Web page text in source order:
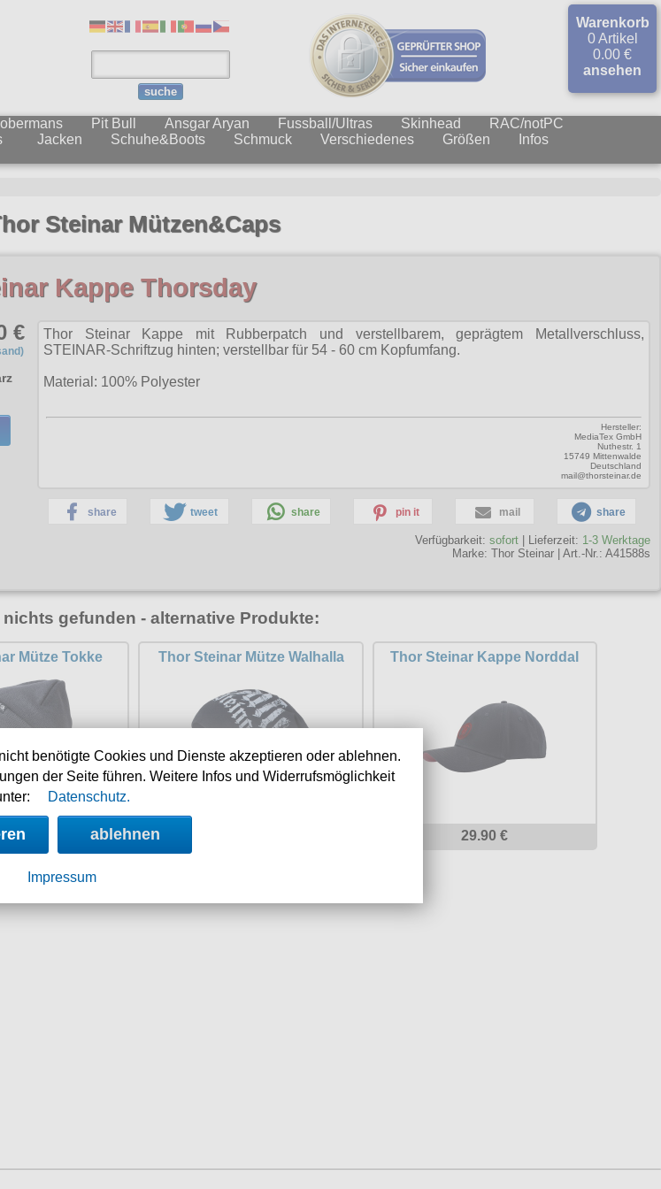
suche
Warenkorb
0 Artikel
0.00 €
ansehen
Pit Bull Ansgar Aryan Fussball/Ultras Skinhead
RAC/notPC
Jacken Schuhe&Boots Schmuck Verschiedenes Größen
Infos
Steinar Mützen&Caps
Kappe Thorsday
€
Thor Steinar Kappe mit Rubberpatch und verstellbarem, geprägtem Metallverschluss,
STEINAR-Schriftzug hinten; verstellbar für 54 - 60 cm Kopfumfang.
Material: 100% Polyester
Hersteller:
MediaTex GmbH
Nuthestr. 1
15749 Mittenwalde
Deutschland
mail@thorsteinar.de
share tweet share pin it mail share
Verfügbarkeit: sofort | Lieferzeit: 1-3 Werktage
Marke: Thor Steinar Art.-Nr.: A41588s
nichts gefunden - alternative Produkte:
Mütze Tokke
€
Thor Steinar Mütze Walhalla Thor Steinar Kappe Norddal
29.90 €
benötigte Cookies und Dienste akzeptieren oder ablehnen.
der Seite führen. Weitere Infos und Widerrufsmöglichkeit
Datenschutz.
ablehnen
Impressum